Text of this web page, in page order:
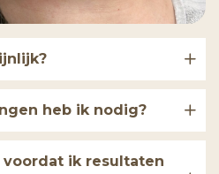
heb ik nodig?
ik resultaten